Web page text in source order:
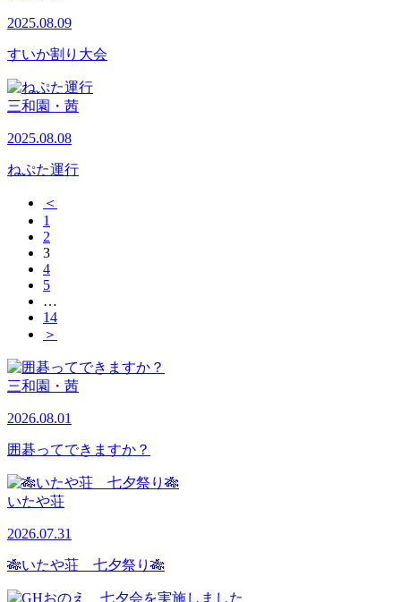
2025.08.09
すいか割り大会
三和園・茜
2025.08.08
ねぷた運行
＜
1
2
3
4
5
…
14
＞
三和園・茜
2026.08.01
囲碁ってできますか？
いたや荘
2026.07.31
🎋いたや荘 七夕祭り🎋